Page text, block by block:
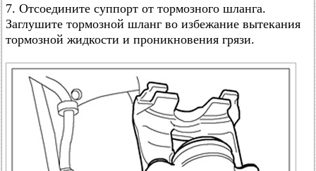
7. Отсоедините суппорт от тормозного шланга.
Заглушите тормозной шланг во избежание вытекания
тормозной жидкости и проникновения грязи.